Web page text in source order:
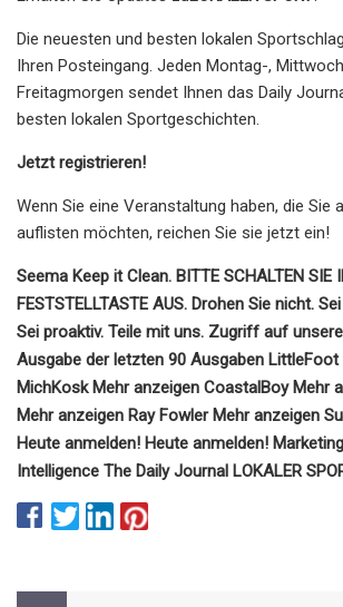
Die neuesten und besten lokalen
Ihren Posteingang. Jeden Montag-,
Freitagmorgen sendet Ihnen das Daily
besten lokalen Sportgeschichten.
Jetzt registrieren!
Wenn Sie eine Veranstaltung haben, die Sie
auflisten möchten, reichen Sie sie jetzt ein!
Seema Keep it Clean. BITTE SCHALTEN SIE
FESTSTELLTASTE AUS. Drohen Sie nicht.
Sei proaktiv. Teile mit uns. Zugriff auf
Ausgabe der letzten 90 Ausgaben LittleFoot
MichKosk Mehr anzeigen CoastalBoy Mehr
Mehr anzeigen Ray Fowler Mehr anzeigen
Heute anmelden! Heute anmelden!
Intelligence The Daily Journal LOKALER